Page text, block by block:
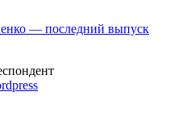
— последний выпуск